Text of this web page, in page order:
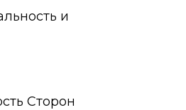
и
Сторон